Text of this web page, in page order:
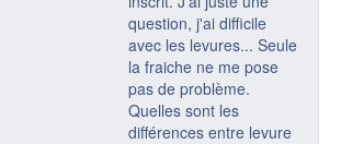
question, j'ai difficile
avec les levures... Seule
la fraiche ne me pose
pas de problème.
Quelles sont les
différences entre levure